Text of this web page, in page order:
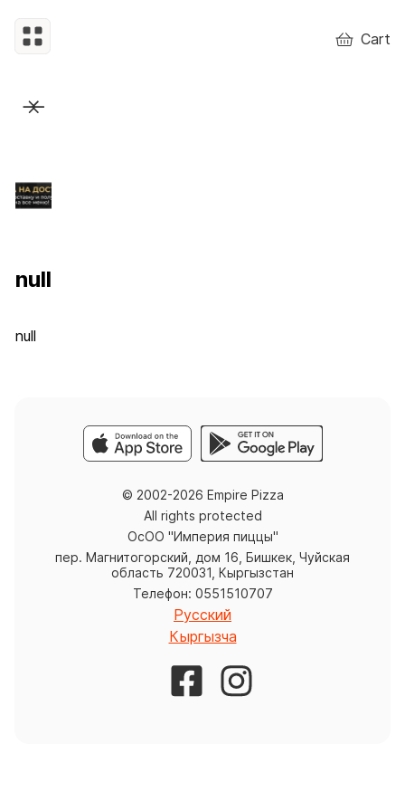
Cart
null
null
null
© 2002-2026 Empire Pizza
All rights protected
ОсОО "Империя пиццы"
пер. Магнитогорский, дом 16, Бишкек, Чуйская
область 720031, Кыргызстан
Телефон: 0551510707
Русский
Кыргызча